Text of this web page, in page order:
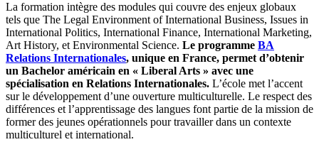
La formation intègre des modules qui couvre des enjeux globaux
tels que The Legal Environment of International Business, Issues in
International Politics, International Finance, International Marketing,
Art History, et Environmental Science. Le programme BA
Relations Internationales, unique en France, permet d’obtenir
un Bachelor américain en « Liberal Arts » avec une
spécialisation en Relations Internationales. L’école met l’accent
sur le développement d’une ouverture multiculturelle. Le respect des
différences et l’apprentissage des langues font partie de la mission de
former des jeunes opérationnels pour travailler dans un contexte
multiculturel et international.